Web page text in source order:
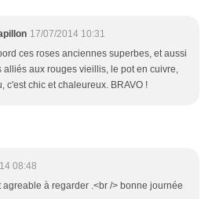
17/07/2014 10:31
ces roses anciennes superbes, et aussi
alliés aux rouges vieillis, le pot en cuivre,
c'est chic et chaleureux. BRAVO !
08:48
à regarder .<br /> bonne journée